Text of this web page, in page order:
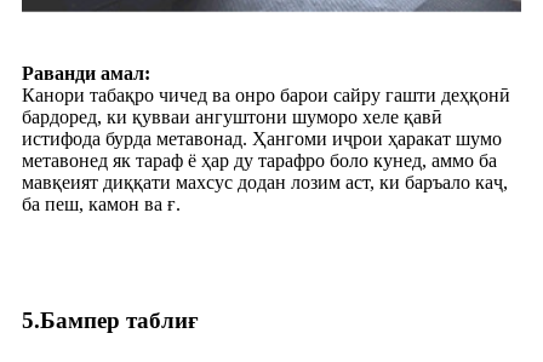
Раванди амал:
Канори табақро чичед ва онро барои сайру гашти деҳқонӣ
бардоред, ки қувваи ангуштони шуморо хеле қавӣ
истифода бурда метавонад. Ҳангоми иҷрои ҳаракат шумо
метавонед як тараф ё ҳар ду тарафро боло кунед, аммо ба
мавқеият диққати махсус додан лозим аст, ки баръало каҷ,
ба пеш, камон ва ғ.
5.Бампер таблиғ